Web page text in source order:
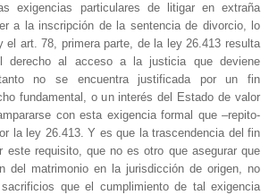
exigencias particulares de litigar en extraña
a la inscripción de la sentencia de divorcio, lo
el art. 78, primera parte, de la ley 26.413 resulta
derecho al acceso a la justicia que deviene
no se encuentra justificada por un fin
fundamental, o un interés del Estado de valor
con esta exigencia formal que –repito-
la ley 26.413. Y es que la trascendencia del fin
este requisito, que no es otro que asegurar que
del matrimonio en la jurisdicción de origen, no
que el cumplimiento de tal exigencia